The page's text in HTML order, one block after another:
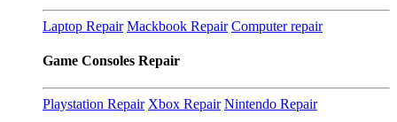
Laptop Repair Mackbook Repair Computer repair
Game Consoles Repair
Playstation Repair Xbox Repair Nintendo Repair